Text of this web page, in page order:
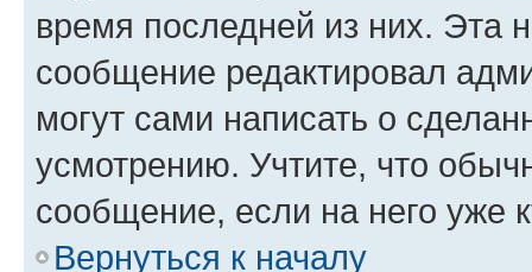
время последней из них. Эта
сообщение редактировал
могут сами написать о
усмотрению. Учтите, что
сообщение, если на него уже
Вернуться к началу